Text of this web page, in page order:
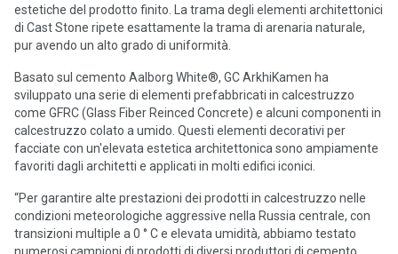
estetiche del prodotto finito. La trama degli elementi architettonici
di Cast Stone ripete esattamente la trama di arenaria naturale,
pur avendo un alto grado di uniformità.
Basato sul cemento Aalborg White®, GC ArkhiKamen ha
sviluppato una serie di elementi prefabbricati in calcestruzzo
come GFRC (Glass Fiber Reinced Concrete) e alcuni componenti in
calcestruzzo colato a umido. Questi elementi decorativi per
facciate con un'elevata estetica architettonica sono ampiamente
favoriti dagli architetti e applicati in molti edifici iconici.
“Per garantire alte prestazioni dei prodotti in calcestruzzo nelle
condizioni meteorologiche aggressive nella Russia centrale, con
transizioni multiple a 0 ° C e elevata umidità, abbiamo testato